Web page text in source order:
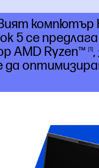
компютър
5 се
AMD Ryzen™ 1